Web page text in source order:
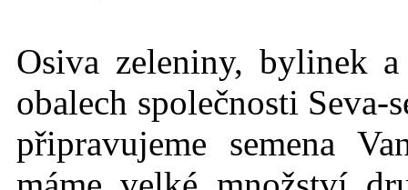
Osiva zeleniny, bylinek
obalech společnosti Seva-
připravujeme semena